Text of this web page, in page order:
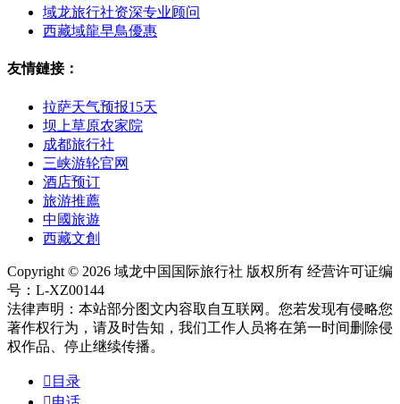
域龙旅行社资深专业顾问
西藏域龍早鳥優惠
友情鏈接：
拉萨天气预报15天
坝上草原农家院
成都旅行社
三峡游轮官网
酒店预订
旅游推薦
中國旅遊
西藏文創
Copyright © 2026 域龙中国国际旅行社 版权所有 经营许可证编
号：L-XZ00144
法律声明：本站部分图文内容取自互联网。您若发现有侵略您
著作权行为，请及时告知，我们工作人员将在第一时间删除侵
权作品、停止继续传播。
 目录